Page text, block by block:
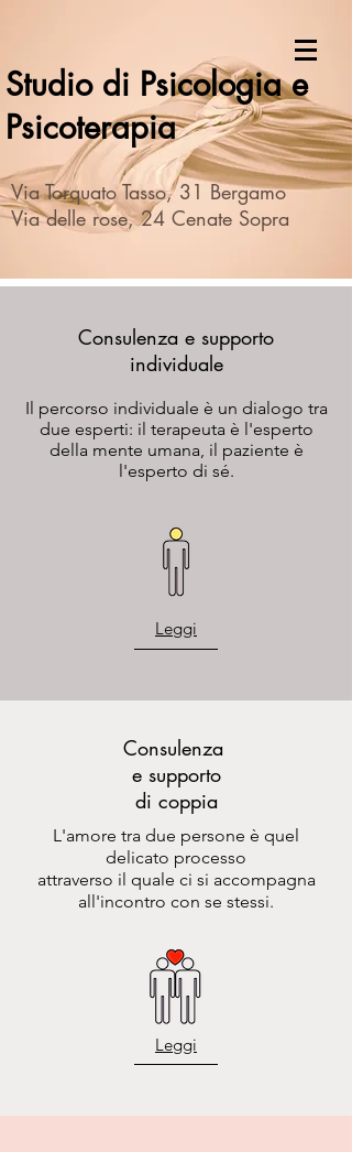
Studio di Psicologia e
Psicoterapia
Via Torquato Tasso, 31 Bergamo
Via delle rose, 24 Cenate Sopra
Consulenza e supporto
individuale
Il percorso individuale è un dialogo tra
due esperti: il terapeuta è l'esperto
della mente umana, il paziente è
l'esperto di sé.
Leggi
Consulenza
e supporto
di coppia
L'amore tra due persone è quel
delicato processo
attraverso il quale ci si accompagna
all'incontro con se stessi.
Leggi